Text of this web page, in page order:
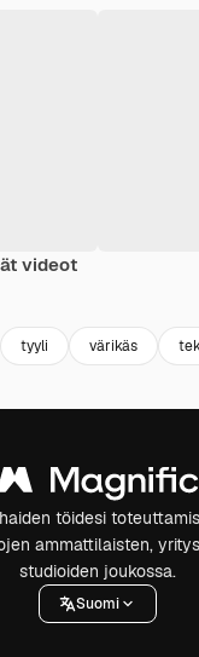
videot
tyyli värikäs
töidesi
ammattilaisten,
studioiden joukossa.
Suomi